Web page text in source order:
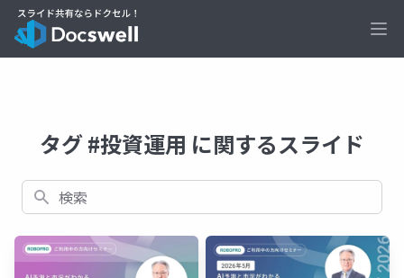
タグ #投資運用 に関するスライド
検索